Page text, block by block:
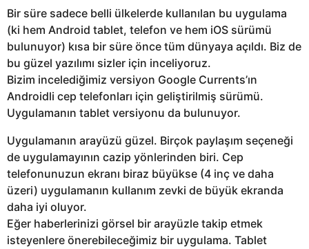
Bir süre sadece belli ülkelerde kullanılan bu uygulama
(ki hem Android tablet, telefon ve hem iOS sürümü
bulunuyor) kısa bir süre önce tüm dünyaya açıldı. Biz de
bu güzel yazılımı sizler için inceliyoruz.
Bizim incelediğimiz versiyon Google Currents’ın
Androidli cep telefonları için geliştirilmiş sürümü.
Uygulamanın tablet versiyonu da bulunuyor.
Uygulamanın arayüzü güzel. Birçok paylaşım seçeneği
de uygulamayının cazip yönlerinden biri. Cep
telefonunuzun ekranı biraz büyükse (4 inç ve daha
üzeri) uygulamanın kullanım zevki de büyük ekranda
daha iyi oluyor.
Eğer haberlerinizi görsel bir arayüzle takip etmek
isteyenlere önerebileceğimiz bir uygulama. Tablet